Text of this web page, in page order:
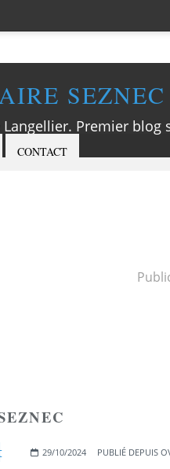
Premier blog
CONTACT
,DOCUMENTAIRE "SEZNEC,
29/10/2024 PUBLIÉ DEPUIS